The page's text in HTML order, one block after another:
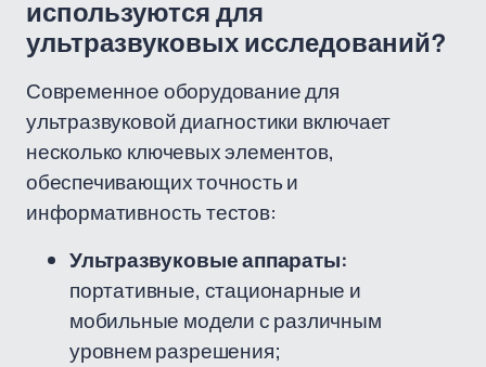
используются для
ультразвуковых исследований?
Современное оборудование для
ультразвуковой диагностики включает
несколько ключевых элементов,
обеспечивающих точность и
информативность тестов:
Ультразвуковые аппараты:
портативные, стационарные и
мобильные модели с различным
уровнем разрешения;